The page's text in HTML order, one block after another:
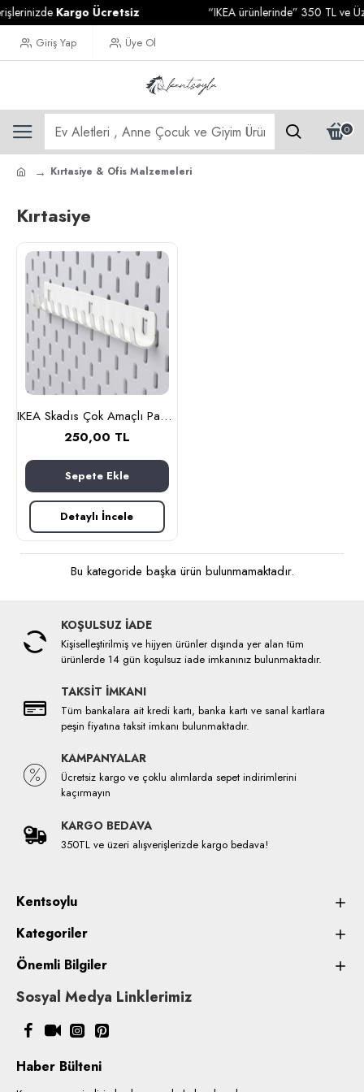
Kargo Ücretsiz “IKEA ürünlerinde” 350 TL ve
Giriş Yap Üye Ol
0
Kırtasiye & Ofis Malzemeleri
Kırtasiye
IKEA Skadıs Çok Amaçlı Pano Parçası, Beyaz, Kanca
250,00 TL
Sepete Ekle
Detaylı İncele
Bu kategoride başka ürün bulunmamaktadır.
KOŞULSUZ İADE
Kişiselleştirilmiş ve hijyen ürünler dışında yer alan tüm
ürünlerde 14 gün koşulsuz iade imkanınız bulunmaktadır.
TAKSİT İMKANI
Tüm bankalara ait kredi kartı, banka kartı ve sanal kartlara
peşin fiyatına taksit imkanı bulunmaktadır.
KAMPANYALAR
Ücretsiz kargo ve çoklu alımlarda sepet indirimlerini
kaçırmayın
KARGO BEDAVA
350TL ve üzeri alışverişlerizde kargo bedava!
Kentsoylu
Kategoriler
Önemli Bilgiler
Sosyal Medya Linklerimiz
Haber Bülteni